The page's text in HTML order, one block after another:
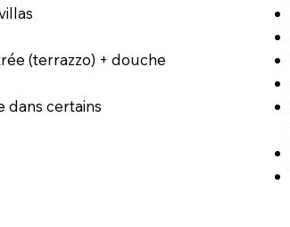
(terrazzo) + douche
dans certains